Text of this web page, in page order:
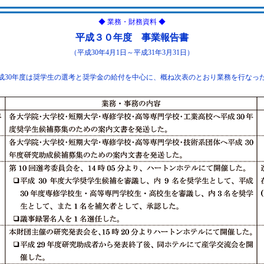
◆ 業務・財務資料 ◆
平成３０年度 事業報告書
（平成30年4月1日～平成31年3月31日）
30年度は奨学生の選考と奨学金の給付を中心に、概ね次表のとおり業務を行なっ